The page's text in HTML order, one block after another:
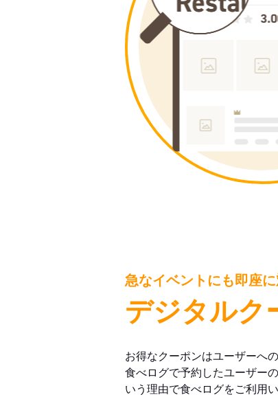
急なイベントにも即座
デジタルク
お得なクーポンはユーザーへ
食べログで予約したユーザー
いう理由で食べログをご利用